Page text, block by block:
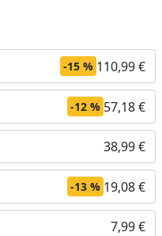
-15 % 110,99 €
-12 % 57,18 €
38,99 €
-13 % 19,08 €
7,99 €